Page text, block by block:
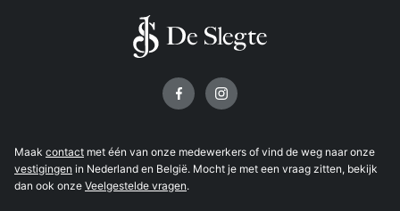
Maak contact met één van onze medewerkers of vind de weg naar onze
vestigingen in Nederland en België. Mocht je met een vraag zitten, bekijk
dan ook onze Veelgestelde vragen.